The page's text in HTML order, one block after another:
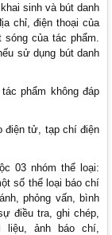
sinh và bút danh
chỉ, điện thoại của
của tác phẩm.
sử dụng bút danh
phẩm không đáp
điện tử, tạp chí điện
03 nhóm thể loại:
số thể loại báo chí
phỏng vấn, bình
điều tra, ghi chép,
ảnh báo chí,